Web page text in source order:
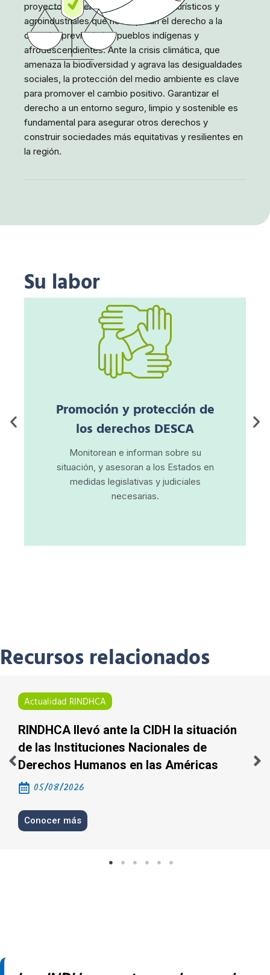
proyectos mineros, hidroeléctricos, turísticos y
agroindustriales que no respetan el derecho a la
consulta previa de los pueblos indígenas y
afrodescendientes. Ante la crisis climática, que
amenaza la biodiversidad y agrava las desigualdades
sociales, la protección del medio ambiente es clave
para promover el cambio positivo. Garantizar el
derecho a un entorno seguro, limpio y sostenible es
fundamental para asegurar otros derechos y
construir sociedades más equitativas y resilientes en
la región.
Su labor
Promoción y protección de
los derechos DESCA
Monitorean e informan sobre su
situación, y asesoran a los Estados en
medidas legislativas y judiciales
necesarias.
Recursos relacionados
Actualidad RINDHCA
RINDHCA llevó ante la CIDH la situación
de las Instituciones Nacionales de
Derechos Humanos en las Américas
05/08/2026
Conocer más